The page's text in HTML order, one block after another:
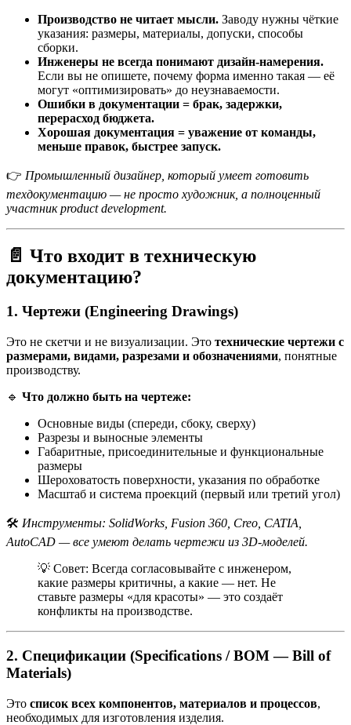
Производство не читает мысли. Заводу нужны чёткие
указания: размеры, материалы, допуски, способы
сборки.
Инженеры не всегда понимают дизайн-намерения.
Если вы не опишете, почему форма именно такая — её
могут «оптимизировать» до неузнаваемости.
Ошибки в документации = брак, задержки,
перерасход бюджета.
Хорошая документация = уважение от команды,
меньше правок, быстрее запуск.
👉 Промышленный дизайнер, который умеет готовить
техдокументацию — не просто художник, а полноценный
участник product development.
📄 Что входит в техническую
документацию?
1. Чертежи (Engineering Drawings)
Это не скетчи и не визуализации. Это технические чертежи с
размерами, видами, разрезами и обозначениями, понятные
производству.
🔹 Что должно быть на чертеже:
Основные виды (спереди, сбоку, сверху)
Разрезы и выносные элементы
Габаритные, присоединительные и функциональные
размеры
Шероховатость поверхности, указания по обработке
Масштаб и система проекций (первый или третий угол)
🛠 Инструменты: SolidWorks, Fusion 360, Creo, CATIA,
AutoCAD — все умеют делать чертежи из 3D-моделей.
💡 Совет: Всегда согласовывайте с инженером,
какие размеры критичны, а какие — нет. Не
ставьте размеры «для красоты» — это создаёт
конфликты на производстве.
2. Спецификации (Specifications / BOM — Bill of
Materials)
Это список всех компонентов, материалов и процессов,
необходимых для изготовления изделия.